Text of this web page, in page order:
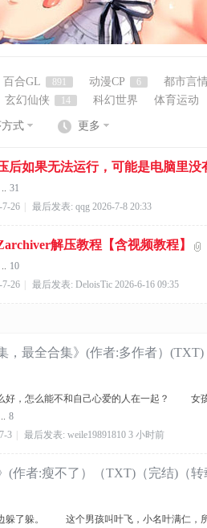
百合GL 891 动漫CP 6
都市言
玄幻仙侠 14 科幻世界 体育运动
式 更多
后如果无法运行，可能是电脑里
.. 31
7-26 最后发表: qqg 2026-7-8 20:33
解压教程【含视频教程】
.. 10
7-26 最后发表: DeloisTic 2026-6-16 09:35
，最全合集》(作者:多作者）
好，怎么能不和自己心爱的人在一起？ 女孩
.. 8
3 最后发表: weile19891810 3 小时前
(作者:瘦不了）（TXT)（完结)（转
躲了躲。 这个男孩叫叶飞，小名叶满仁，